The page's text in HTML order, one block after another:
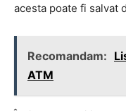
acesta poate fi salvat
Recomandam:
ATM